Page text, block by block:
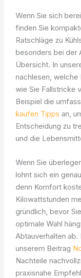
Wenn Sie sich
finden Sie
Ratschläge zu
besonders bei der
Übersicht. In
nachlesen, welche
wie Sie Fallstricke
Beispiel die
kaufen Tipps an,
Entscheidung zu
und die
Wenn Sie
lohnt sich ein
denn Komfort
Kilowattstunden
gründlich, bevor
optimale Wahl
Abtauverhalten
unserem Beitrag
Nachteile
praxisnahe